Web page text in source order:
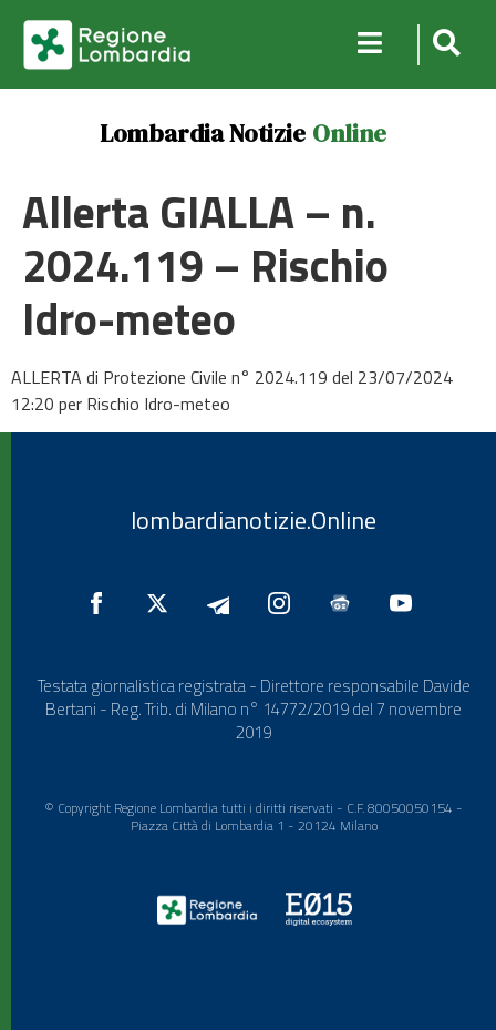
Lombardia Notizie Online
Allerta GIALLA – n.
2024.119 – Rischio
Idro-meteo
ALLERTA di Protezione Civile n° 2024.119 del 23/07/2024
12:20 per Rischio Idro-meteo
lombardianotizie.Online
Testata giornalistica registrata - Direttore responsabile Davide
Bertani - Reg. Trib. di Milano n° 14772/2019 del 7 novembre
2019
© Copyright Regione Lombardia tutti i diritti riservati - C.F. 80050050154 -
Piazza Città di Lombardia 1 - 20124 Milano